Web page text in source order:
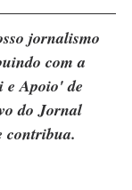
jornalismo
com a
e Apoio' de
do Jornal
contribua.